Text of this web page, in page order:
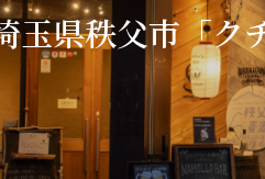
玉県秩父市「ク